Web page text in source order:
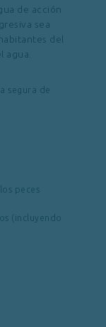
de acción
sea
del
agua.
segura de
peces
(incluyendo